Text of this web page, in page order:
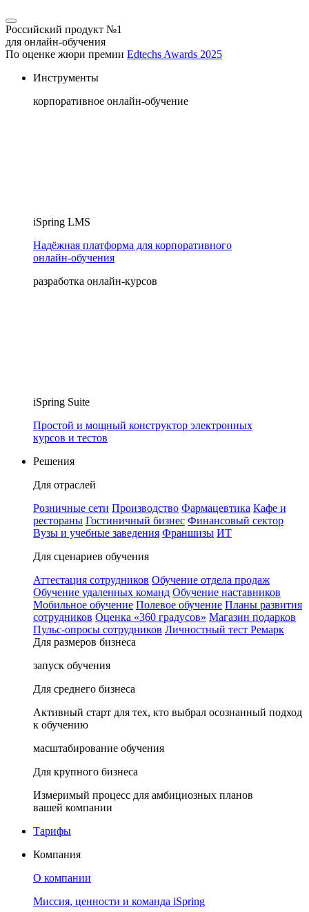
Российский продукт №1
для онлайн-обучения
По оценке жюри премии Edtechs Awards 2025
Инструменты
корпоративное онлайн-обучение
iSpring LMS
Надёжная платформа для корпоративного
онлайн‑обучения
разработка онлайн-курсов
iSpring Suite
Простой и мощный конструктор электронных
курсов и тестов
Решения
Для отраслей
Розничные сети Производство Фармацевтика Кафе и
рестораны Гостиничный бизнес Финансовый сектор
Вузы и учебные заведения Франшизы ИТ
Для сценариев обучения
Аттестация сотрудников Обучение отдела продаж
Обучение удаленных команд Обучение наставников
Мобильное обучение Полевое обучение Планы развития
сотрудников Оценка «360 градусов» Магазин подарков
Пульс-опросы сотрудников Личностный тест Ремарк
Для размеров бизнеса
запуск обучения
Для среднего бизнеса
Активный старт для тех, кто выбрал осознанный подход
к обучению
масштабирование обучения
Для крупного бизнеса
Измеримый процесс для амбициозных планов
вашей компании
Тарифы
Компания
О компании
Миссия, ценности и команда iSpring